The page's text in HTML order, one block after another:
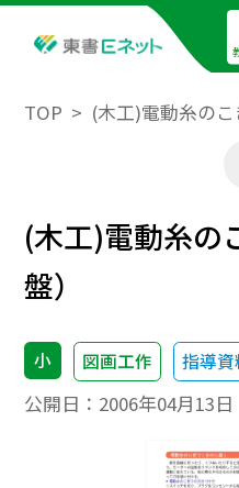
TOP (木工)電動糸のこ
(木工)電動糸の
盤）
小 図画工作 指導資
公開日： 2006年04月13日